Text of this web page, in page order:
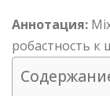
Аннотация:
робастность к